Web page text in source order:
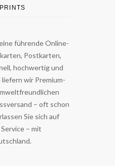
führende Online-
Postkarten,
hochwertig und
wir Premium-
– oft schon
Sie sich auf
– mit